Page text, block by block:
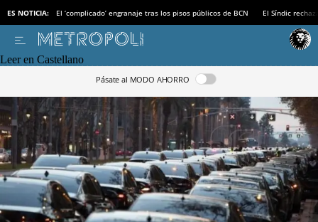
ES NOTICIA: El ‘complicado’ engranaje tras los pisos públicos de BCN El Síndic
Leer en Castellano
Pásate al MODO AHORRO